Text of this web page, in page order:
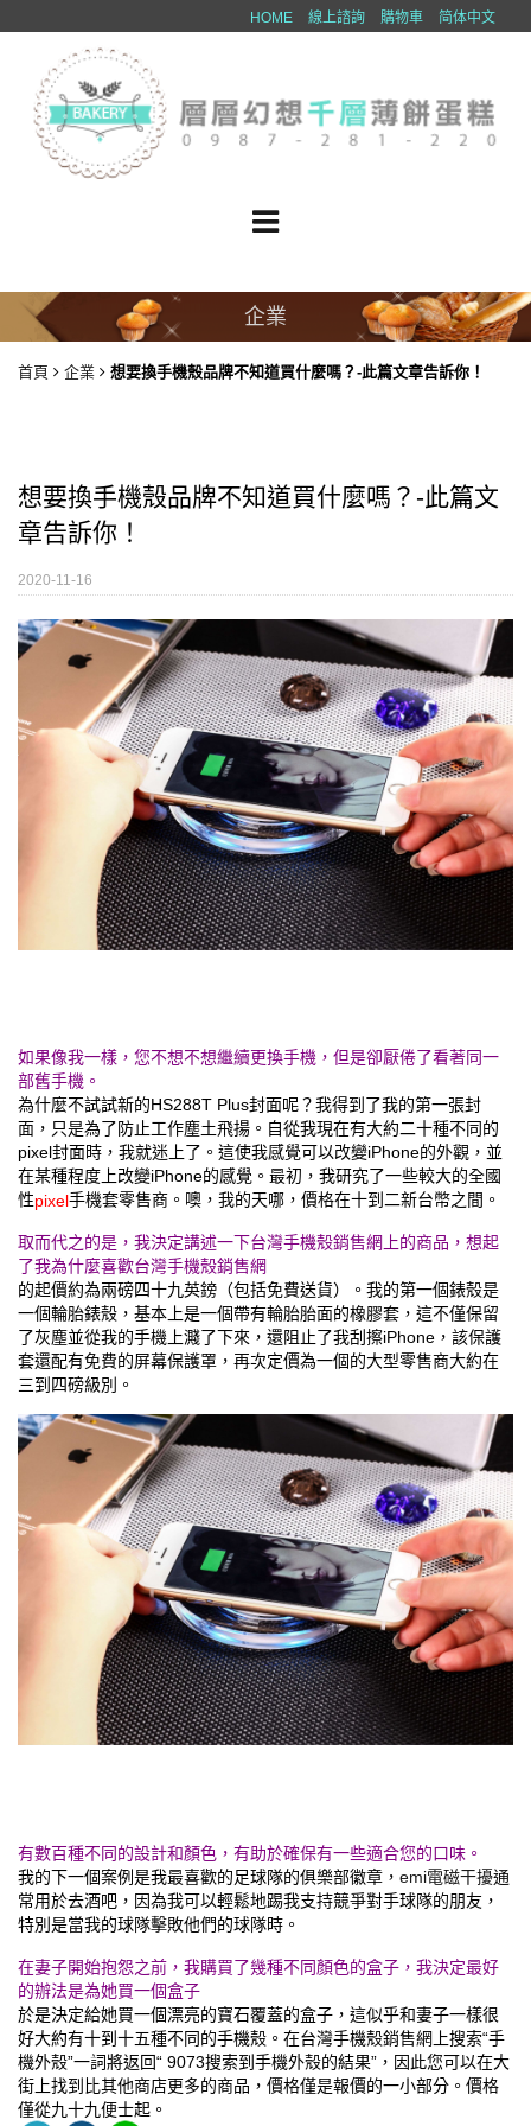
HOME 線上諮詢 購物車 简体中文
企業
首頁 企業 想要換手機殼品牌不知道買什麼嗎？-此篇文章告訴你！
想要換手機殼品牌不知道買什麼嗎？-此篇文
章告訴你！
2020-11-16
如果像我一樣，您不想不想繼續更換手機，但是卻厭倦了看著同一
部舊手機。
為什麼不試試新的HS288T Plus封面呢？我得到了我的第一張封
面，只是為了防止工作塵土飛揚。自從我現在有大約二十種不同的
pixel封面時，我就迷上了。這使我感覺可以改變iPhone的外觀，並
在某種程度上改變iPhone的感覺。最初，我研究了一些較大的全國
性pixel手機套零售商。噢，我的天哪，價格在十到二新台幣之間。
取而代之的是，我決定講述一下台灣手機殼銷售網上的商品，想起
了我為什麼喜歡台灣手機殼銷售網
的起價約為兩磅四十九英鎊（包括免費送貨）。我的第一個錶殼是
一個輪胎錶殼，基本上是一個帶有輪胎胎面的橡膠套，這不僅保留
了灰塵並從我的手機上濺了下來，還阻止了我刮擦iPhone，該保護
套還配有免費的屏幕保護罩，再次定價為一個的大型零售商大約在
三到四磅級別。
有數百種不同的設計和顏色，有助於確保有一些適合您的口味。
我的下一個案例是我最喜歡的足球隊的俱樂部徽章， emi電磁干擾通
常用於去酒吧，因為我可以輕鬆地踢我支持競爭對手球隊的朋友，
特別是當我的球隊擊敗他們的球隊時。
在妻子開始抱怨之前，我購買了幾種不同顏色的盒子，我決定最好
的辦法是為她買一個盒子
於是決定給她買一個漂亮的寶石覆蓋的盒子，這似乎和妻子一樣很
好大約有十到十五種不同的手機殼。在台灣手機殼銷售網上搜索“手
機外殼”一詞將返回“ 9073搜索到手機外殼的結果”，因此您可以在大
街上找到比其他商店更多的商品，價格僅是報價的一小部分。價格
僅從九十九便士起。